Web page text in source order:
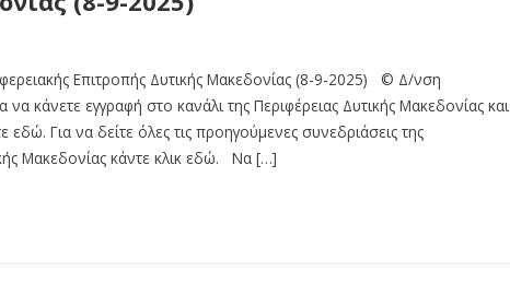
Επιτροπής Δυτικής Μακεδονίας (8-9-2025) © Δ/νση
να κάνετε εγγραφή στο κανάλι της Περιφέρειας Δυτικής Μακεδονίας και
Για να δείτε όλες τις προηγούμενες συνεδριάσεις της
Μακεδονίας κάντε κλικ εδώ. Να […]